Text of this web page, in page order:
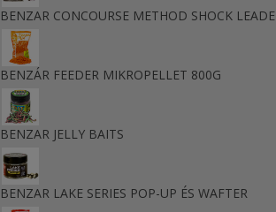
BENZAR CONCOURSE METHOD SHOCK
BENZÁR FEEDER MIKROPELLET 800G
BENZAR JELLY BAITS
BENZAR LAKE SERIES POP-UP ÉS WAFTER